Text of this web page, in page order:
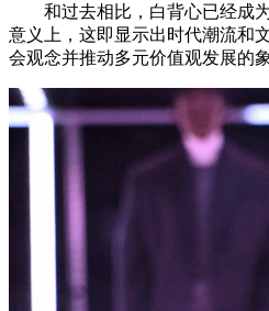
和过去相比，白背心已经成为
意义上，这即显示出时代潮流和
会观念并推动多元价值观发展的象